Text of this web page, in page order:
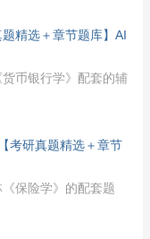
精选＋章节题库】AI
币银行学》配套的辅
考研真题精选＋章节
保险学》的配套题